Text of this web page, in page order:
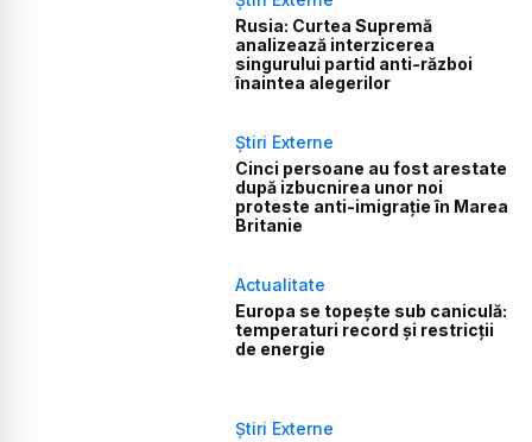
Rusia: Curtea Supremă
analizează interzicerea
singurului partid anti-război
înaintea alegerilor
Știri Externe
Cinci persoane au fost arestate
după izbucnirea unor noi
proteste anti-imigrație în Marea
Britanie
Actualitate
Europa se topește sub caniculă:
temperaturi record și restricții
de energie
Știri Externe